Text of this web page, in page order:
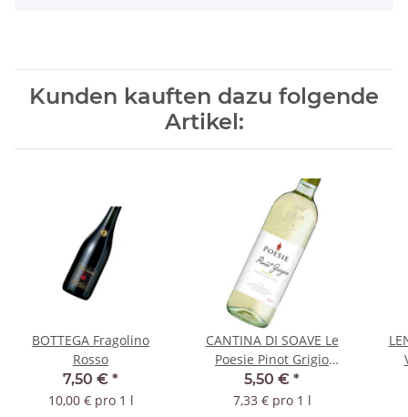
Kunden kauften dazu folgende
Artikel:
BOTTEGA Fragolino
Rosso
7,50 € *
10,00 € pro 1 l
CANTINA DI SOAVE Le
Poesie Pinot Grigio
Veneto 2025 IGT
5,50 € *
7,33 € pro 1 l